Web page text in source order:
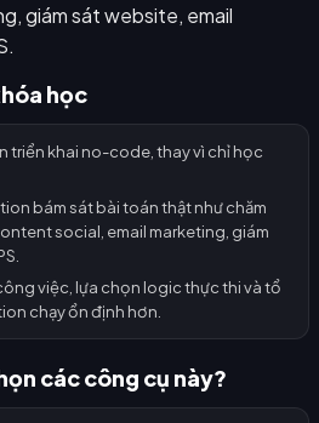
giám sát website, email
học
triển khai no-code, thay vì chỉ học
bám sát bài toán thật như chăm
social, email marketing, giám
việc, lựa chọn logic thực thi và tổ
chạy ổn định hơn.
các công cụ này?